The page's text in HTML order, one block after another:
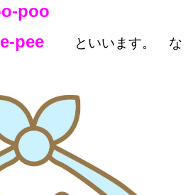
poo
pee
といいます。 な